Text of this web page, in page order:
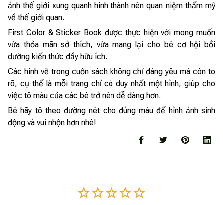
ảnh thế giới xung quanh hình thành nên quan niệm thẩm mỹ
về thế giới quan.
First Color & Sticker Book được thực hiện với mong muốn
vừa thỏa mãn sở thích, vừa mang lại cho bé cơ hội bồi
dưỡng kiến thức đầy hữu ích.
Các hình vẽ trong cuốn sách không chỉ đáng yêu mà còn to
rõ, cụ thể là mỗi trang chỉ có duy nhất một hình, giúp cho
việc tô màu của các bé trở nên dễ dàng hơn.
Bé hãy tô theo đường nét cho đúng màu để hình ảnh sinh
động và vui nhộn hơn nhé!